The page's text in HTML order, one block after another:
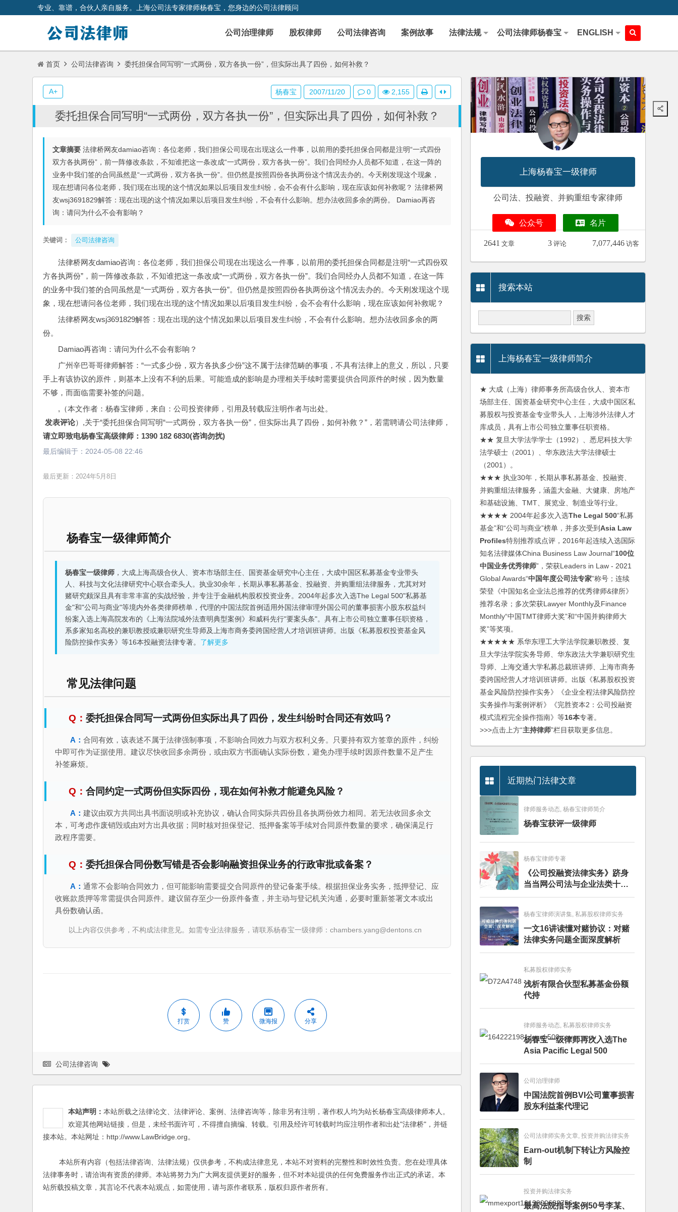
专业、靠谱，合伙人亲自服务。上海公司法专家律师杨春宝，您身边的公司法律顾问
公司治理律师 股权律师 公司法律咨询 案例故事 法律法规 公司法律师杨春宝 ENGLISH
首页 公司法律咨询 委托担保合同写明“一式两份，双方各执一份”，但实际出具了四份，如何补救？
委托担保合同写明“一式两份，双方各执一份”，但实际出具了四份，如何补救？
文章摘要 法律桥网友damiao咨询：各位老师，我们担保公司现在出现这么一件事，以前用的委托担保合同都是注明“一式四份
双方各执两份”，前一阵修改条款，不知谁把这一条改成“一式两份，双方各执一份”。我们合同经办人员都不知道，在这一阵的
业务中我们签的合同虽然是“一式两份，双方各执一份”。但仍然是按照四份各执两份这个情况去办的。今天刚发现这个现象，
现在想请问各位老师，我们现在出现的这个情况如果以后项目发生纠纷，会不会有什么影响，现在应该如何补救呢？ 法律桥网
友wsj3691829解答：现在出现的这个情况如果以后项目发生纠纷，不会有什么影响。想办法收回多余的两份。 Damiao再咨
询：请问为什么不会有影响？
关键词： 公司法律咨询
法律桥网友damiao咨询：各位老师，我们担保公司现在出现这么一件事，以前用的委托担保合同都是注明“一式四份双
方各执两份”，前一阵修改条款，不知谁把这一条改成“一式两份，双方各执一份”。我们合同经办人员都不知道，在这一阵
的业务中我们签的合同虽然是“一式两份，双方各执一份”。但仍然是按照四份各执两份这个情况去办的。今天刚发现这个现
象，现在想请问各位老师，我们现在出现的这个情况如果以后项目发生纠纷，会不会有什么影响，现在应该如何补救呢？
法律桥网友wsj3691829解答：现在出现的这个情况如果以后项目发生纠纷，不会有什么影响。想办法收回多余的两
份。
Damiao再咨询：请问为什么不会有影响？
广州辛巴哥哥律师解答：“一式多少份，双方各执多少份”这不属于法律范畴的事项，不具有法律上的意义，所以，只要
手上有该协议的原件，则基本上没有不利的后果。可能造成的影响是办理相关手续时需要提供合同原件的时候，因为数量
不够，而面临需要补签的问题。
,（本文作者：杨春宝律师，来自：公司投资律师，引用及转载应注明作者与出处。
发表评论）,关于“委托担保合同写明“一式两份，双方各执一份”，但实际出具了四份，如何补救？”，若需聘请公司法律师，
请立即致电杨春宝高级律师：1390 182 6830(咨询勿扰)
最后编辑于： 2024-05-08 22:46
最后更新：2024年5月8日
杨春宝一级律师简介
杨春宝一级律师，大成上海高级合伙人、资本市场部主任、国资基金研究中心主任，大成中国区私募基金专业带头
人、科技与文化法律研究中心联合牵头人。执业30余年，长期从事私募基金、投融资、并购重组法律服务，尤其对对
赌研究颇深且具有非常丰富的实战经验，并专注于金融机构股权投资业务。2004年起多次入选The Legal 500"私募基
金"和"公司与商业"等境内外各类律师榜单，代理的中国法院首例适用外国法律审理外国公司的董事损害小股东权益纠
纷案入选上海高院发布的《上海法院域外法查明典型案例》和威科先行"要案头条"。具有上市公司独立董事任职资格，
系多家知名高校的兼职教授或兼职研究生导师及上海市商务委跨国经营人才培训班讲师。出版《私募股权投资基金风
险防控操作实务》等16本投融资法律专著。 了解更多
常见法律问题
委托担保合同写一式两份但实际出具了四份，发生纠纷时合同还有效吗？
合同有效，该表述不属于法律强制事项，不影响合同效力与双方权利义务。只要持有双方签章的原件，纠纷
中即可作为证据使用。建议尽快收回多余两份，或由双方书面确认实际份数，避免办理手续时因原件数量不足产生
补签麻烦。
合同约定一式两份但实际四份，现在如何补救才能避免风险？
建议由双方共同出具书面说明或补充协议，确认合同实际共四份且各执两份效力相同。若无法收回多余文
本，可考虑作废销毁或由对方出具收据；同时核对担保登记、抵押备案等手续对合同原件数量的要求，确保满足行
政程序需要。
委托担保合同份数写错是否会影响融资担保业务的行政审批或备案？
通常不会影响合同效力，但可能影响需要提交合同原件的登记备案手续。根据担保业务实务，抵押登记、应
收账款质押等常需提供合同原件。建议留存至少一份原件备查，并主动与登记机关沟通，必要时重新签署文本或出
具份数确认函。
以上内容仅供参考，不构成法律意见。如需专业法律服务，请联系杨春宝一级律师：chambers.yang@dentons.cn
打赏 赞 微海报 分享
杨春宝 2007/11/20 0 2,155
A+
公司法律咨询
本站声明： 本站所载之法律论文、法律评论、案例、法律咨询等，除非另有注明，著作权人均为站长杨春宝高级律师本人。
欢迎其他网站链接，但是，未经书面许可，不得擅自摘编、转载。引用及经许可转载时均应注明作者和出处"法律桥"，并链
接本站。本站网址：http://www.LawBridge.org。
本站所有内容（包括法律咨询、法律法规）仅供参考，不构成法律意见，本站不对资料的完整性和时效性负责。您在处理具体
法律事务时，请洽询有资质的律师。本站将努力为广大网友提供更好的服务，但不对本站提供的任何免费服务作出正式的承诺。本
站所载投稿文章，其言论不代表本站观点，如需使用，请与原作者联系，版权归原作者所有。
上海杨春宝一级律师
公司法、投融资、并购重组专家律师
公众号 名片
2641 文章 3 评论 7,077,446 访客
搜索本站
上海杨春宝一级律师简介
★ 大成（上海）律师事务所高级合伙人、资本市
场部主任、国资基金研究中心主任，大成中国区私
募股权与投资基金专业带头人，上海涉外法律人才
库成员，具有上市公司独立董事任职资格。
★★ 复旦大学法学学士（1992）、悉尼科技大学
法学硕士（2001）、华东政法大学法律硕士
（2001）。
★★★ 执业30年，长期从事私募基金、投融资、
并购重组法律服务，涵盖大金融、大健康、房地产
和基础设施、TMT、展览业、制造业等行业。
★★★★ 2004年起多次入选The Legal 500“私募
基金”和“公司与商业”榜单，并多次受到Asia Law
Profiles特别推荐或点评，2016年起连续入选国际
知名法律媒体China Business Law Journal“100位
中国业务优秀律师”，荣获Leaders in Law - 2021
Global Awards“中国年度公司法专家”称号；连续
荣登《中国知名企业法总推荐的优秀律师&律所》
推荐名录；多次荣获Lawyer Monthly及Finance
Monthly“中国TMT律师大奖”和“中国并购律师大
奖”等奖项。
★★★★★ 系华东理工大学法学院兼职教授、复
旦大学法学院实务导师、华东政法大学兼职研究生
导师、上海交通大学私募总裁班讲师、上海市商务
委跨国经营人才培训班讲师。出版《私募股权投资
基金风险防控操作实务》《企业全程法律风险防控
实务操作与案例评析》《完胜资本2：公司投融资
模式流程完全操作指南》等16本专著。
>>>点击上方“主持律师”栏目获取更多信息。
近期热门法律文章
律师服务动态, 杨春宝律师简介
杨春宝获评一级律师
杨春宝律师专著
《公司投融资法律实务》跻身
当当网公司法与企业法类十大
畅销图书榜
杨春宝律师演讲集, 私募股权律师实务
一文16讲读懂对赌协议：对赌
法律实务问题全面深度解析
私募股权律师实务
浅析有限合伙型私募基金份额
代持
律师服务动态, 私募股权律师实务
杨春宝一级律师再次入选The
Asia Pacific Legal 500
公司治理律师
中国法院首例BVI公司董事损害
股东利益案代理记
公司法律师实务文章, 投资并购法律实务
Earn-out机制下转让方风险控
制
投资并购法律实务
最高法院指导案例50号李某、